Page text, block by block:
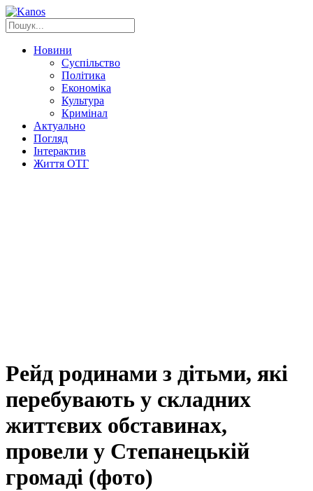
Новини
Суспільство
Політика
Економіка
Культура
Кримінал
Актуально
Погляд
Інтерактив
Життя ОТГ
Рейд родинами з дітьми, які
перебувають у складних
життєвих обставинах,
провели у Степанецькій
громаді (фото)